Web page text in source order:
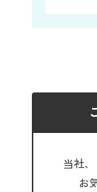
当社
お